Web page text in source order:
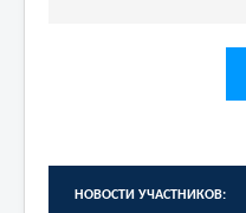
НОВОСТИ УЧАСТНИКОВ: